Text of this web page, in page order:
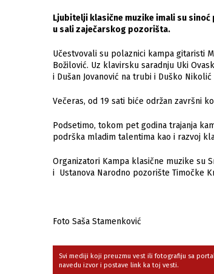
Ljubitelji klasične muzike imali su
u sali zaječarskog pozorišta.
Učestvovali su polaznici kampa gitaristi
Božilović. Uz klavirsku saradnju Uki
i Dušan Jovanović na trubi i Duško Nikolić
Večeras, od 19 sati biće održan završni
Podsetimo, tokom pet godina trajanja
podrška mladim talentima kao i razvoj
Organizatori Kampa klasične muzike su
i Ustanova Narodno pozorište Timočke
Foto Saša Stamenković
Svi mediji koji preuzmu vest ili fotografiju sa
navedu izvor i postave link ka toj vesti.